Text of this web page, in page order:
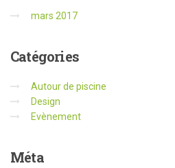
mars 2017
Catégories
Autour de piscine
Design
Evènement
Méta